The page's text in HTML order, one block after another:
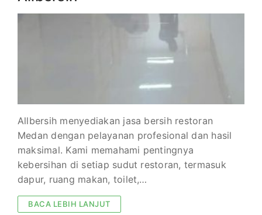
Allbersih menyediakan jasa bersih restoran
Medan dengan pelayanan profesional dan hasil
maksimal. Kami memahami pentingnya
kebersihan di setiap sudut restoran, termasuk
dapur, ruang makan, toilet,…
BACA LEBIH LANJUT